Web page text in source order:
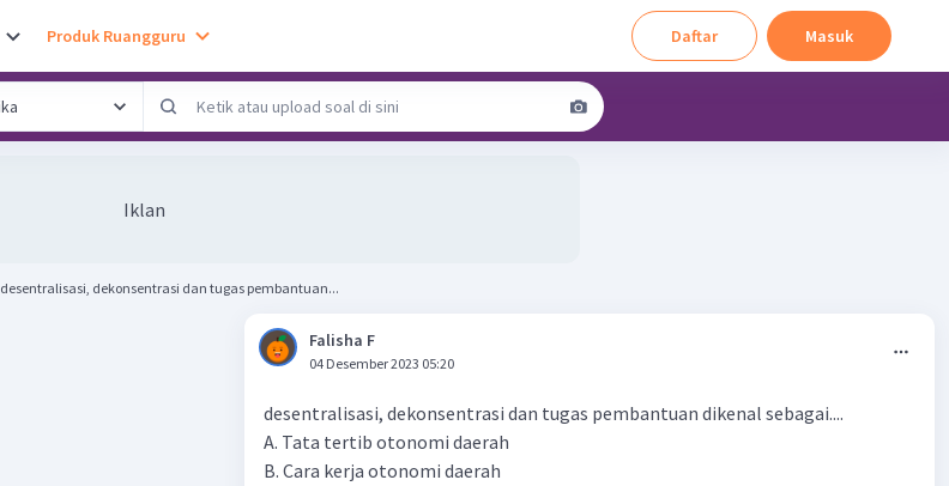
Produk Ruangguru Daftar Masuk
Iklan
desentralisasi, dekonsentrasi dan tugas pembantuan...
Falisha F
04 Desember 2023 05:20
desentralisasi, dekonsentrasi dan tugas pembantuan dikenal sebagai....
A. Tata tertib otonomi daerah
B. Cara kerja otonomi daerah